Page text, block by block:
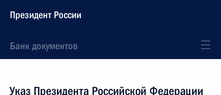
Президент России
Банк документов
Указ Президента Российской Федерации